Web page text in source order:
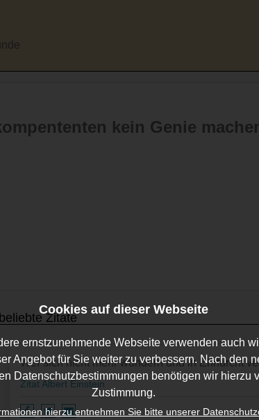
Cookies auf dieser Webseite
ernstzunehmende Webseite verwenden auch
Angebot für Sie weiter zu verbessern. Nach den
Datenschutzbestimmungen benötigen wir hierzu
Zustimmung.
hierzu entnehmen Sie bitte unserer
kein Genie
beliebte Zitate
Wer sich nicht mehr wundern und in Ehrfurcht
Zitat Albert Einstein